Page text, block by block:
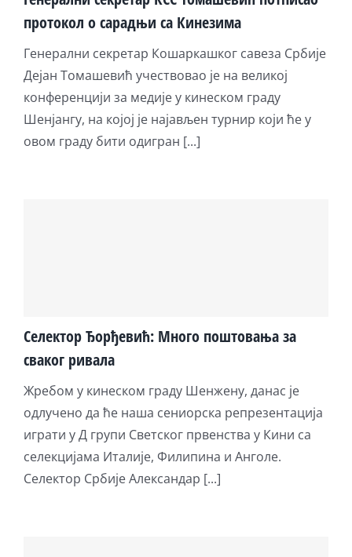
протокол о сарадњи са Кинезима
Генерални секретар Кошаркашког савеза Србије
Дејан Томашевић учествовао је на великој
конференцији за медије у кинеском граду
Шенјангу, на којој је најављен турнир који ће у
овом граду бити одигран [...]
Селектор Ђорђевић: Много поштовања за
сваког ривала
Жребом у кинеском граду Шенжену, данас је
одлучено да ће наша сениорска репрезентација
играти у Д групи Светског првенства у Кини са
селекцијама Италије, Филипина и Анголе.
Селектор Србије Александар [...]